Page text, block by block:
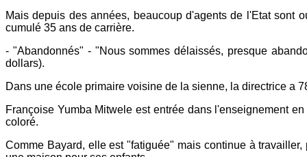
Mais depuis des années, beaucoup d'agents de l'Etat sont
cumulé 35 ans de carrière.
- "Abandonnés" - "Nous sommes délaissés, presque
dollars).
Dans une école primaire voisine de la sienne, la directrice a
Françoise Yumba Mitwele est entrée dans l'enseignement
coloré.
Comme Bayard, elle est "fatiguée" mais continue à